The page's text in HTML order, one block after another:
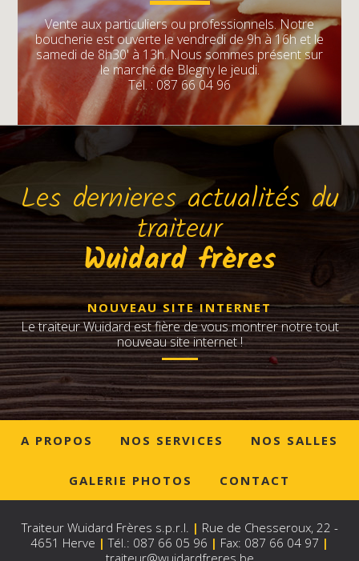
Vente aux particuliers ou professionnels. Notre
boucherie est ouverte le vendredi de 9h à 16h et le
samedi de 8h30' à 13h. Nous sommes présent sur
le marché de Blegny le jeudi.
Tél. : 087 66 04 96
Les dernieres actualités du
traiteur
Wuidard frères
NOUVEAU SITE INTERNET
Le traiteur Wuidard est fière de vous montrer notre tout
nouveau site internet !
A PROPOS NOS SERVICES NOS SALLES
GALERIE PHOTOS CONTACT
Traiteur Wuidard Frères s.p.r.l. | Rue de Chesseroux, 22 -
4651 Herve | Tél.: 087 66 05 96 | Fax: 087 66 04 97 |
traiteur@wuidardfreres.be